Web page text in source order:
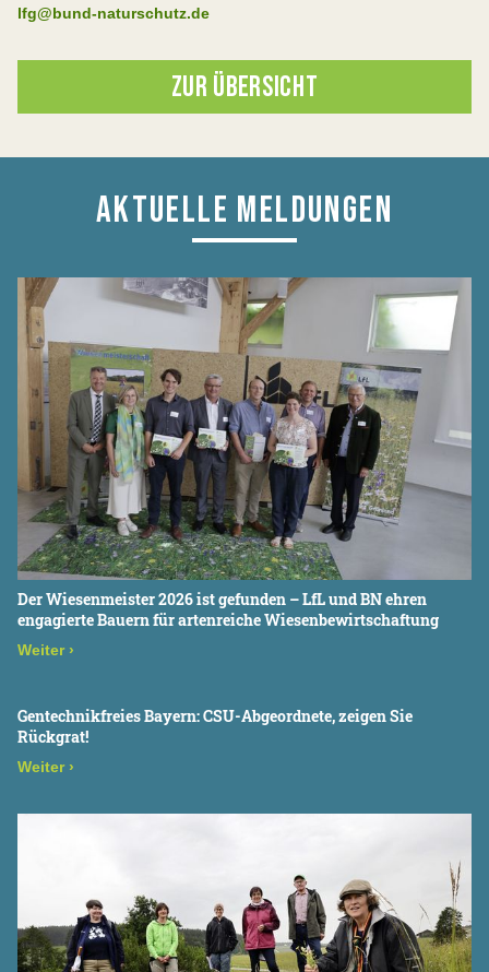
lfg@bund-naturschutz.de
ZUR ÜBERSICHT
AKTUELLE MELDUNGEN
Der Wiesenmeister 2026 ist gefunden – LfL und BN ehren
engagierte Bauern für artenreiche Wiesenbewirtschaftung
Weiter ›
Gentechnikfreies Bayern: CSU-Abgeordnete, zeigen Sie
Rückgrat!
Weiter ›